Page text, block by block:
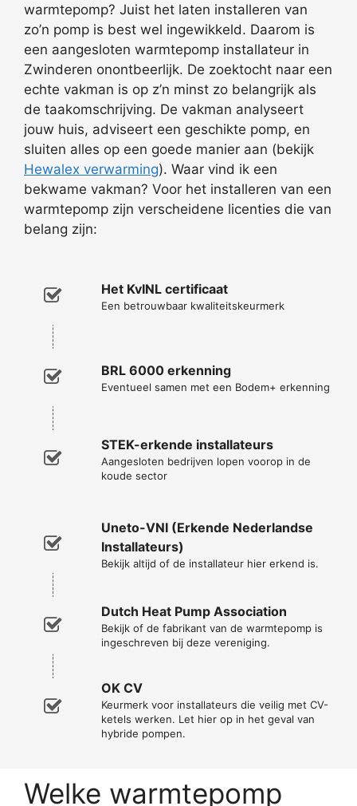
warmtepomp? Juist het laten installeren van
zo’n pomp is best wel ingewikkeld. Daarom is
een aangesloten warmtepomp installateur in
Zwinderen onontbeerlijk. De zoektocht naar een
echte vakman is op z’n minst zo belangrijk als
de taakomschrijving. De vakman analyseert
jouw huis, adviseert een geschikte pomp, en
sluiten alles op een goede manier aan (bekijk
Hewalex verwarming). Waar vind ik een
bekwame vakman? Voor het installeren van een
warmtepomp zijn verscheidene licenties die van
belang zijn:
Het KvINL certificaat
Een betrouwbaar kwaliteitskeurmerk
BRL 6000 erkenning
Eventueel samen met een Bodem+ erkenning
STEK-erkende installateurs
Aangesloten bedrijven lopen voorop in de
koude sector
Uneto-VNI (Erkende Nederlandse
Installateurs)
Bekijk altijd of de installateur hier erkend is.
Dutch Heat Pump Association
Bekijk of de fabrikant van de warmtepomp is
ingeschreven bij deze vereniging.
OK CV
Keurmerk voor installateurs die veilig met CV-
ketels werken. Let hier op in het geval van
hybride pompen.
Welke warmtepomp